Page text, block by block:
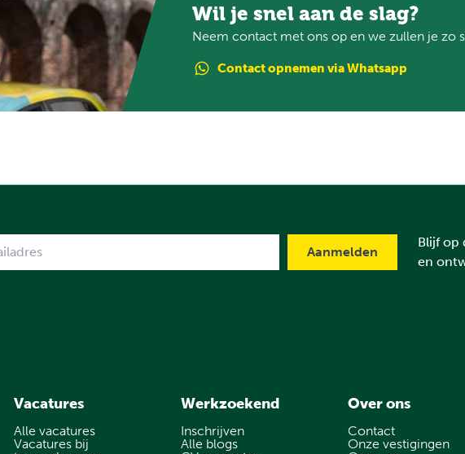
Wil je snel aan de slag?
Neem contact met ons op en we zullen je zo
Contactopnemen via Whatsapp
Blijf op
en
Vacatures
Alle vacatures
Vacatures bij
Werkzoekend
Inschrijven
Alle blogs
Over ons
Contact
Onze vestigingen